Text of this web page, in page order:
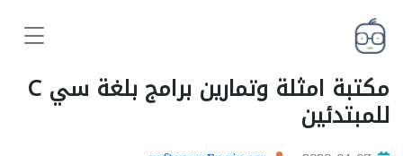
مكتبة امثلة وتمارين برامج بلغة سي C
للمبتدئين